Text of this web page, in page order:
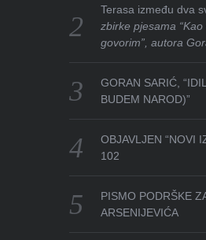
Terasa između dva
zbirke pjesama
govorim”, autora
GORAN SARIĆ,
BUDEM NAROD)”
OBJAVLJEN “NOVI
102
PISMO PODRŠKE
ARSENIJEVIĆA